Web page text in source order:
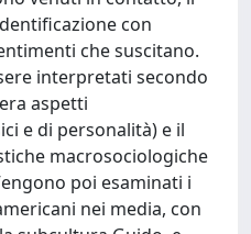
con
che suscitano.
interpretati secondo
aspetti
e di personalità) e il
macrosociologiche
poi esaminati i
nei media, con